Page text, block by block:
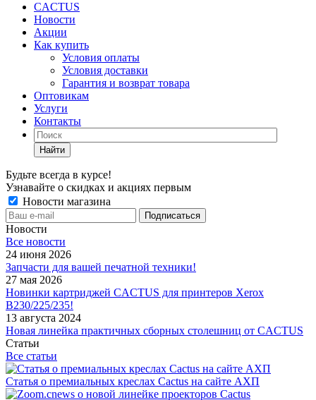
CACTUS
Новости
Акции
Как купить
Условия оплаты
Условия доставки
Гарантия и возврат товара
Оптовикам
Услуги
Контакты
Найти
Будьте всегда в курсе!
Узнавайте о скидках и акциях первым
Новости магазина
Новости
Все новости
24 июня 2026
Запчасти для вашей печатной техники!
27 мая 2026
Новинки картриджей CACTUS для принтеров Xerox
B230/225/235!
13 августа 2024
Новая линейка практичных сборных столешниц от CACTUS
Статьи
Все статьи
Статья о премиальных креслах Cactus на сайте АХП